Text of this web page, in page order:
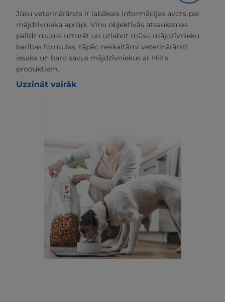
Jūsu veterinārārsts ir labākais informācijas avots par
mājdzīvnieka aprūpi. Viņu objektīvās atsauksmes
palīdz mums uzturēt un uzlabot mūsu mājdzīvnieku
barības formulas, tāpēc neskaitāmi veterinārārsti
iesaka un baro savus mājdzīvniekus ar Hill's
produktiem.
Uzzināt vairāk